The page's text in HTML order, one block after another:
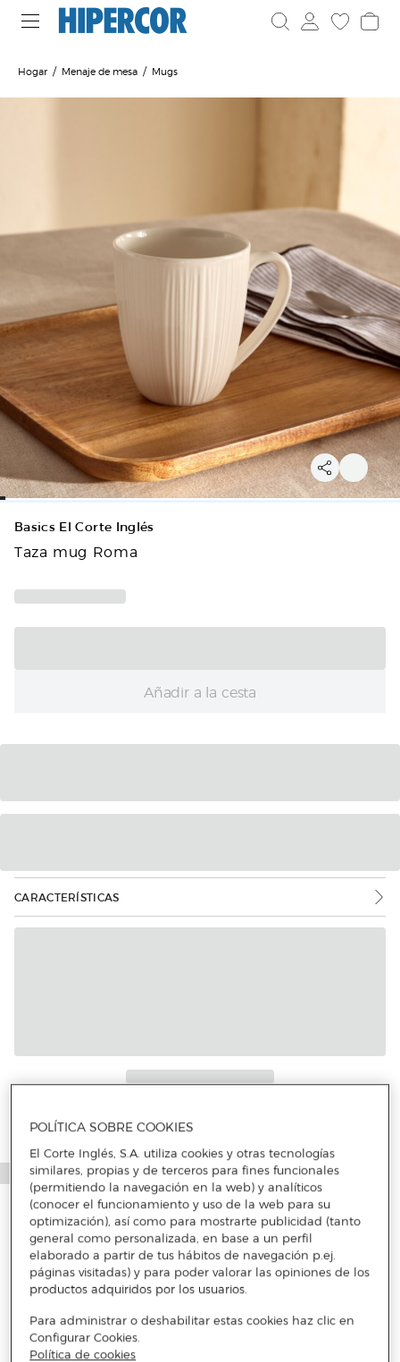
Hogar Menaje de mesa Mugs
Basics El Corte Inglés
Taza mug Roma
Añadir a la cesta
CARACTERÍSTICAS
POLÍTICA SOBRE COOKIES
El Corte Inglés, S.A. utiliza cookies y otras tecnologías
similares, propias y de terceros para fines funcionales
(permitiendo la navegación en la web) y analíticos
(conocer el funcionamiento y uso de la web para su
optimización), así como para mostrarte publicidad (tanto
general como personalizada, en base a un perfil
elaborado a partir de tus hábitos de navegación p.ej.
páginas visitadas) y para poder valorar las opiniones de los
productos adquiridos por los usuarios.
Para administrar o deshabilitar estas cookies haz clic en
Configurar Cookies.
Política de cookies